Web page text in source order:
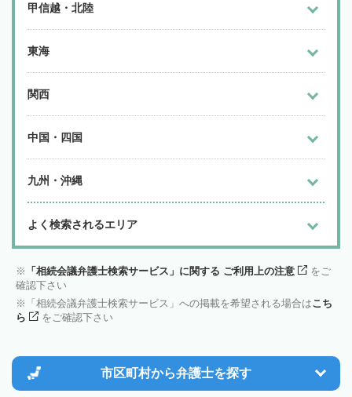
甲信越・北陸
東海
関西
中国・四国
九州・沖縄
よく検索されるエリア
「相続会議弁護士検索サービス」に関する ご利用上の注意
をご
確認下さい
「相続会議弁護士検索サービス」への掲載を希望される場合はこち
ら
をご確認下さい
市区町村から弁護士を探す